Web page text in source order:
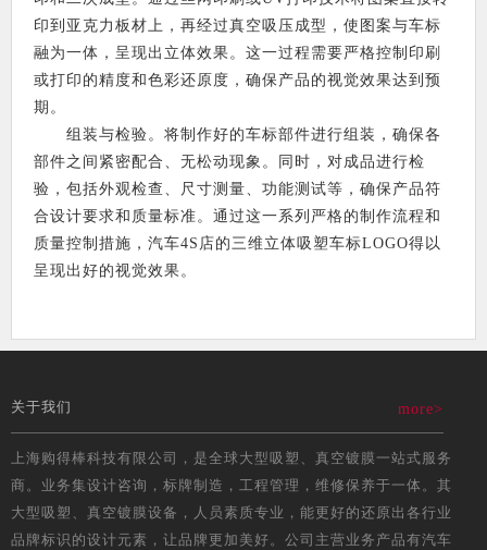
印到亚克力板材上，再经过真空吸压成型，使图案与车标
融为一体，呈现出立体效果。这一过程需要严格控制印刷
或打印的精度和色彩还原度，确保产品的视觉效果达到预
期。
组装与检验。将制作好的车标部件进行组装，确保各
部件之间紧密配合、无松动现象。同时，对成品进行检
验，包括外观检查、尺寸测量、功能测试等，确保产品符
合设计要求和质量标准。通过这一系列严格的制作流程和
质量控制措施，汽车4S店的三维立体吸塑车标LOGO得以
呈现出好的视觉效果。
关于我们 more>
上海购得棒科技有限公司，是全球大型吸塑、真空镀膜一站式服务
商。业务集设计咨询，标牌制造，工程管理，维修保养于一体。其
大型吸塑、真空镀膜设备，人员素质专业，能更好的还原出各行业
品牌标识的设计元素，让品牌更加美好。公司主营业务产品有汽车